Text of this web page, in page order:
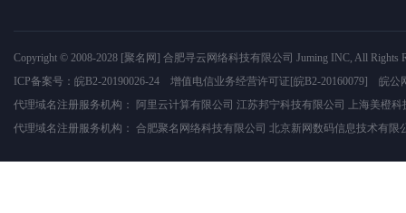
Copyright © 2008-2028 [聚名网] 合肥寻云网络科技有限公司 Juming INC, All Rights
ICP备案号： 皖B2-20190026-24 增值电信业务经营许可证 [皖B2-20160079]
皖公
代理域名注册服务机构：
阿里云计算有限公司 江苏邦宁科技有限公司
上海美橙
代理域名注册服务机构： 合肥聚名网络科技有限公司 北京新网数码信息技术有限